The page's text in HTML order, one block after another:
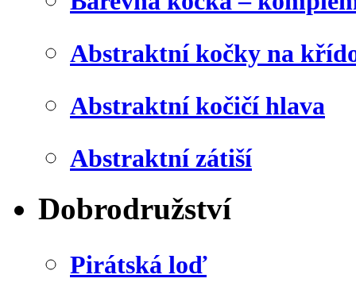
Abstraktní kočky na
Abstraktní kočičí hlava
Abstraktní zátiší
Dobrodružství
Pirátská loď